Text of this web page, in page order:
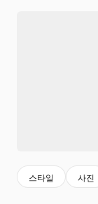
스타일 사진